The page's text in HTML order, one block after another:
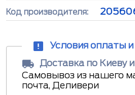
Код производителя:
Условия оплаты
Доставка по Киеву
Самовывоз из нашего
почта, Деливери